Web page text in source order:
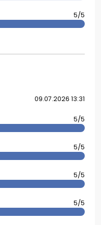
5/5
09.07.2026 13:31
5/5
5/5
5/5
5/5